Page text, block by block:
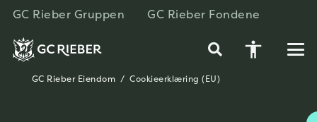
GC Rieber Gruppen GC Rieber Fondene
accessibility
GC Rieber Eiendom / Cookieerklæring (EU)